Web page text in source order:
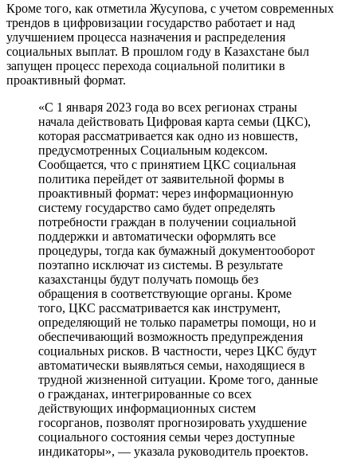
Кроме того, как отметила Жусупова, с учетом современных
трендов в цифровизации государство работает и над
улучшением процесса назначения и распределения
социальных выплат. В прошлом году в Казахстане был
запущен процесс перехода социальной политики в
проактивный формат.
«С 1 января 2023 года во всех регионах страны
начала действовать Цифровая карта семьи (ЦКС),
которая рассматривается как одно из новшеств,
предусмотренных Социальным кодексом.
Сообщается, что с принятием ЦКС социальная
политика перейдет от заявительной формы в
проактивный формат: через информационную
систему государство само будет определять
потребности граждан в получении социальной
поддержки и автоматически оформлять все
процедуры, тогда как бумажный документооборот
поэтапно исключат из системы. В результате
казахстанцы будут получать помощь без
обращения в соответствующие органы. Кроме
того, ЦКС рассматривается как инструмент,
определяющий не только параметры помощи, но и
обеспечивающий возможность предупреждения
социальных рисков. В частности, через ЦКС будут
автоматически выявляться семьи, находящиеся в
трудной жизненной ситуации. Кроме того, данные
о гражданах, интегрированные со всех
действующих информационных систем
госорганов, позволят прогнозировать ухудшение
социального состояния семьи через доступные
индикаторы», — указала руководитель проектов.